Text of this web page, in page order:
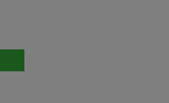
Wert ein